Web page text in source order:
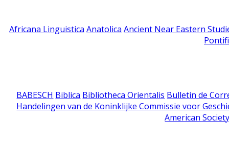
Africana Linguistica Anatolica Ancient Near Eastern
BABESCH Biblica Bibliotheca Orientalis Bulletin de
Handelingen van de Koninklijke Commissie voor
American